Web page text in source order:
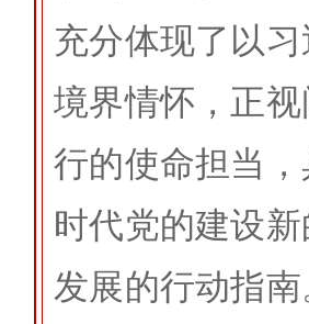
充分体现了以
境界情怀，正
行的使命担当
时代党的建设
发展的行动指